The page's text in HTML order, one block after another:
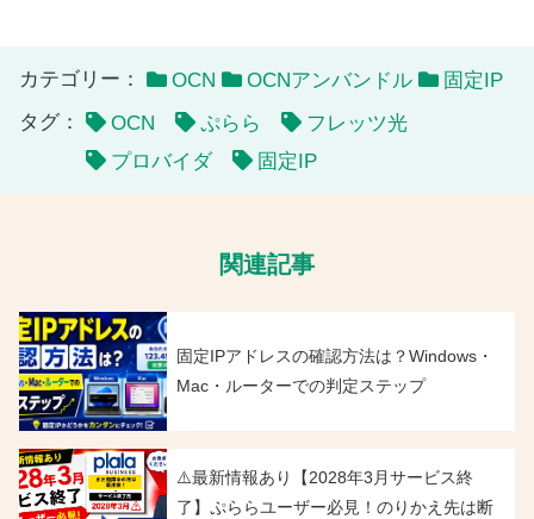
カテゴリー： OCN OCNアンバンドル
固定IP
タグ：
OCN ぷらら
フレッツ光
プロバイダ
固定IP
関連記事
固定IPアドレスの確認方法は？Windows・
Mac・ルーターでの判定ステップ
⚠️最新情報あり【2028年3月サービス終
了】ぷららユーザー必見！のりかえ先は断